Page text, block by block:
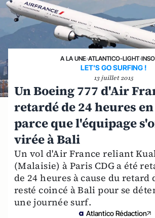
A LA UNE›ATLANTICO-LIGHT›
LET'S GO SURFING !
13 juillet 2015
Un Boeing 777 d'Air
retardé de 24 heures
parce que l'équipage
virée à Bali
Un vol d'Air France reliant
(Malaisie) à Paris CDG a été
de 24 heures à cause du retard
resté coincé à Bali pour se
une journée surf.
Atlantico Rédaction